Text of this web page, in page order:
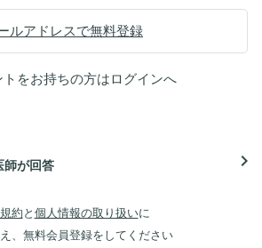
ルアドレスで無料登録
トをお持ちの方はログインへ
師が回答 navigate_next
約 と 個人情報の取り扱いに
、無料会員登録をしてください